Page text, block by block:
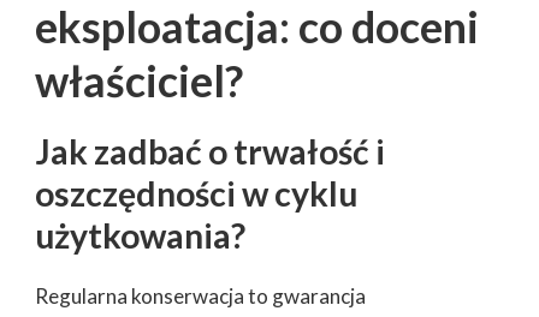
eksploatacja: co doceni
właściciel?
Jak zadbać o trwałość i
oszczędności w cyklu
użytkowania?
Regularna konserwacja to gwarancja